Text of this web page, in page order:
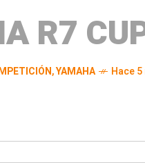
R7
,YAMAHA Hace